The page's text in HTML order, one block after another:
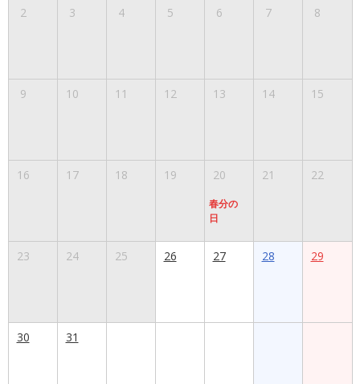
2 3 4 5 6 7 8
9 10 11 12 13 14 15
16 17 18 19 20
春分の
日
21 22
23 24 25 26 27 28 29
30 31